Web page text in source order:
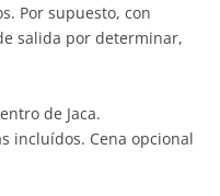
Por supuesto, con
salida por determinar,
de Jaca.
incluídos. Cena opcional